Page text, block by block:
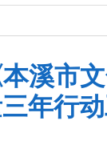
溪市
年行